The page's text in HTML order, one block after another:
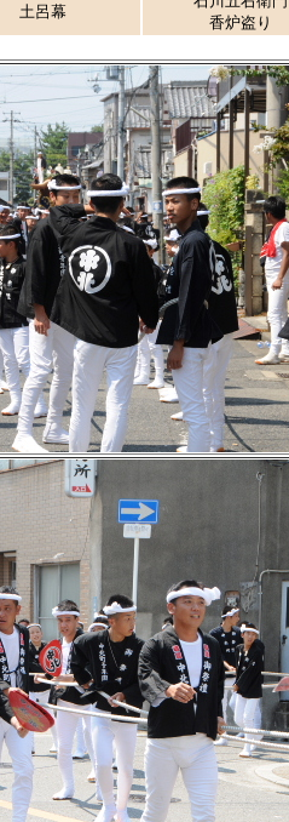
土呂幕
香炉盗り